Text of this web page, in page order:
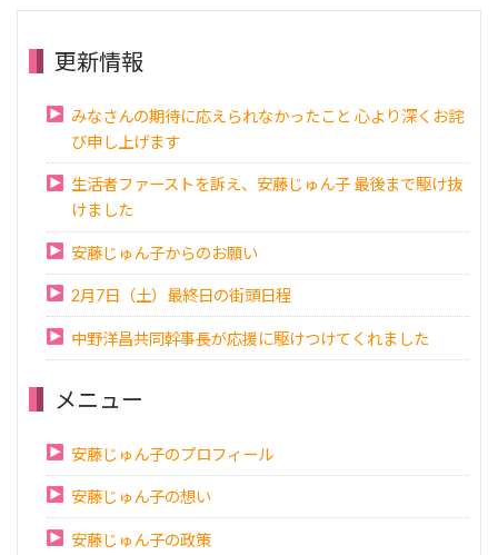
更新情報
みなさんの期待に応えられなかったこと 心より深くお詫
び申し上げます
生活者ファーストを訴え、安藤じゅん子 最後まで駆け抜
けました
安藤じゅん子からのお願い
2月7日（土）最終日の街頭日程
中野洋昌共同幹事長が応援に駆けつけてくれました
メニュー
安藤じゅん子のプロフィール
安藤じゅん子の想い
安藤じゅん子の政策